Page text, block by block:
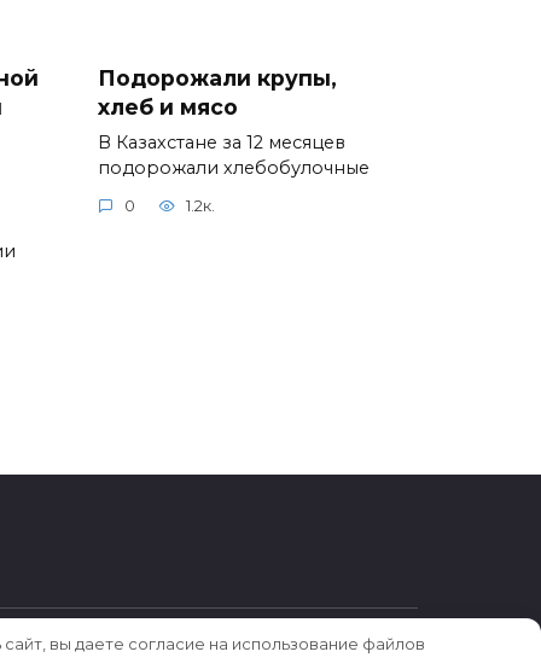
Подорожали крупы,
хлеб и мясо
В Казахстане за 12 месяцев
подорожали хлебобулочные
0 1.2к.
вы даете согласие на использование файлов